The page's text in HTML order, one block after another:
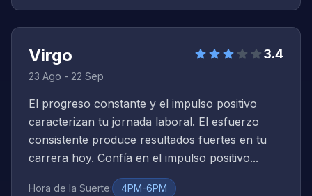
Virgo
23 Ago - 22 Sep
3.4
El progreso constante y el impulso positivo
caracterizan tu jornada laboral. El esfuerzo
consistente produce resultados fuertes en tu
carrera hoy. Confía en el impulso positivo...
Hora de la Suerte: 4PM-6PM